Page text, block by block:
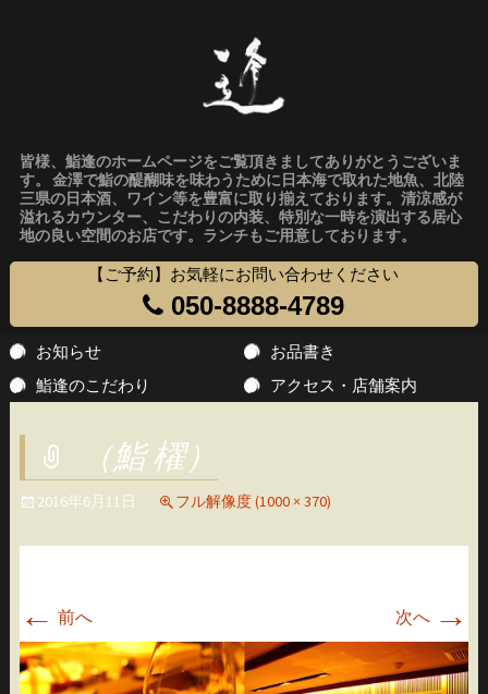
皆様、鮨逢のホームページをご覧頂きましてありがとうございま
す。 金澤で鮨の醍醐味を味わうために日本海で取れた地魚、北陸
三県の日本酒、ワイン等を豊富に取り揃えております。清涼感が
溢れるカウンター、こだわりの内装、特別な一時を演出する居心
地の良い空間のお店です。ランチもご用意しております。
【ご予約】お気軽にお問い合わせください
050-8888-4789
コ
ン
テ
へ
移
お知らせ
お品書き
鮨逢のこだわり
アクセス・店舗案内
（鮨 櫂）
2016年6月11日 フル解像度 (1000 × 370)
← 前へ 次へ →